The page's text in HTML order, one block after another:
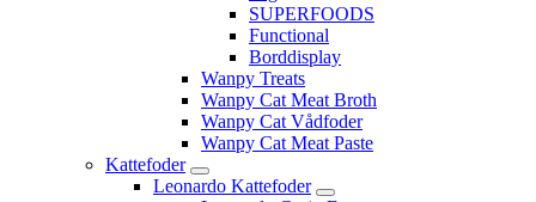
SUPERFOODS
Functional
Borddisplay
Wanpy Treats
Wanpy Cat Meat Broth
Wanpy Cat Vådfoder
Wanpy Cat Meat Paste
Kattefoder
Leonardo Kattefoder